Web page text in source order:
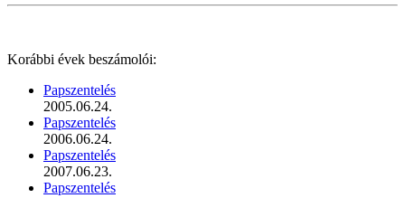
Korábbi évek beszámolói:
Papszentelés
2005.06.24.
Papszentelés
2006.06.24.
Papszentelés
2007.06.23.
Papszentelés